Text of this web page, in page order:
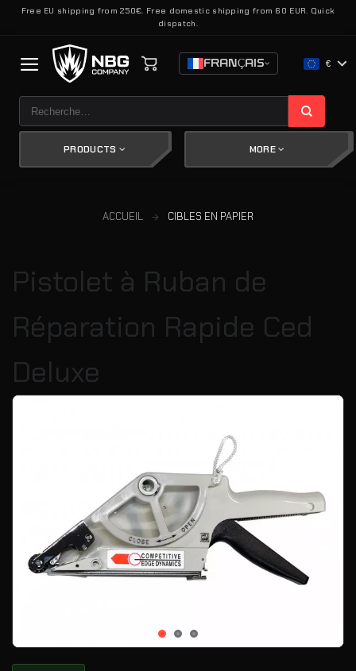
PasserFree EU shipping from 250€. Free domestic shipping from 60 EUR. Quick
dispatch.
FRANÇAIS €
pour :
PRODUCTS MORE
ACCUEIL CIBLES EN PAPIER
Pistolet à Ruban de
Réparation Rapide Ced
Deluxe